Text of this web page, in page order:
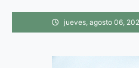
al
jueves, agosto 06,